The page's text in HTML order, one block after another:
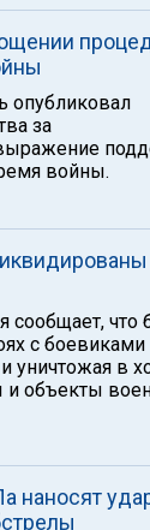
опубликовал
за
выражение
войны.
сообщает, что
с боевиками
уничтожая в
и объекты
наносят